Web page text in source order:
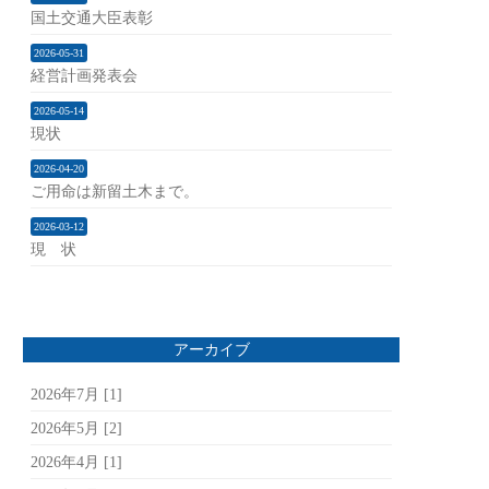
国土交通大臣表彰
2026-05-31
経営計画発表会
2026-05-14
現状
2026-04-20
ご用命は新留土木まで。
2026-03-12
現 状
アーカイブ
2026年7月 [1]
2026年5月 [2]
2026年4月 [1]